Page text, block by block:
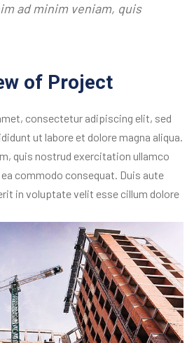
ad minim veniam, quis
of Project
consectetur adipiscing elit, sed
ut labore et dolore magna aliqua.
quis nostrud exercitation ullamco
commodo consequat. Duis aute
in voluptate velit esse cillum dolore